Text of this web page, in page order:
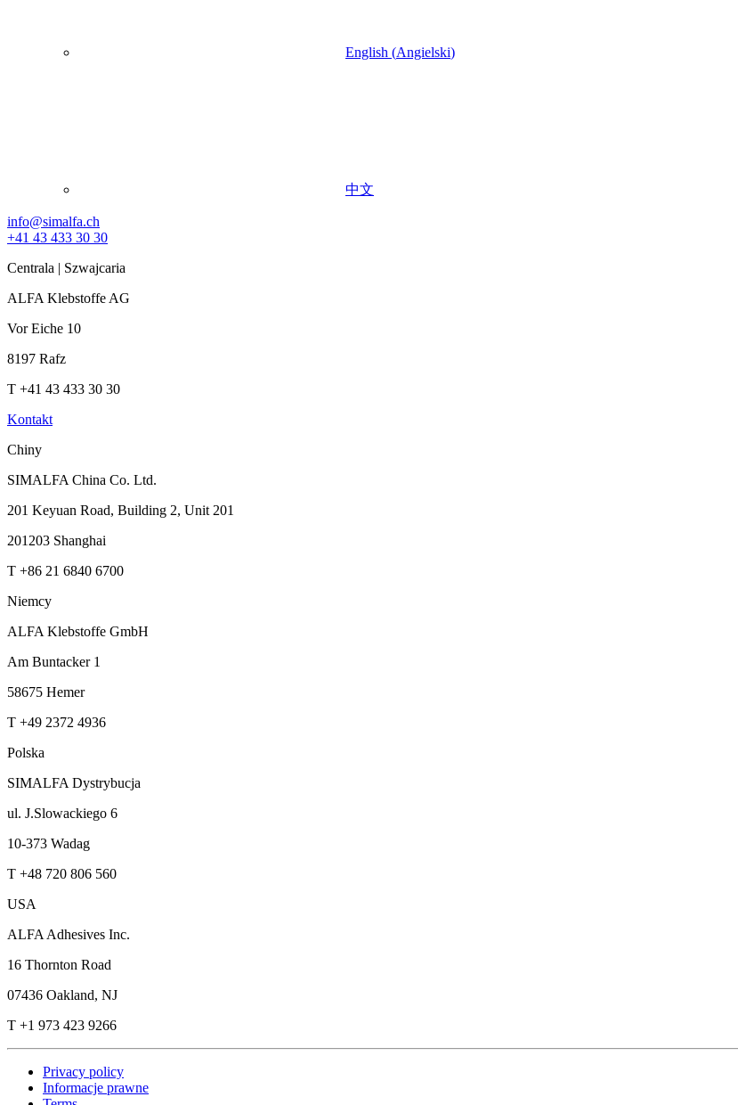
English (Angielski)
中文
info@simalfa.ch
+41 43 433 30 30
Centrala | Szwajcaria
ALFA Klebstoffe AG
Vor Eiche 10
8197 Rafz
T +41 43 433 30 30
Kontakt
Chiny
SIMALFA China Co. Ltd.
201 Keyuan Road, Building 2, Unit 201
201203 Shanghai
T +86 21 6840 6700
Niemcy
ALFA Klebstoffe GmbH
Am Buntacker 1
58675 Hemer
T +49 2372 4936
Polska
SIMALFA Dystrybucja
ul. J.Slowackiego 6
10-373 Wadag
T +48 720 806 560
USA
ALFA Adhesives Inc.
16 Thornton Road
07436 Oakland, NJ
T +1 973 423 9266
Privacy policy
Informacje prawne